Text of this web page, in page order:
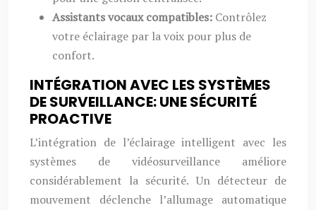
Assistants vocaux compatibles: Contrôlez
votre éclairage par la voix pour plus de
confort.
INTÉGRATION AVEC LES SYSTÈMES
DE SURVEILLANCE: UNE SÉCURITÉ
PROACTIVE
L’intégration de l’éclairage intelligent avec les
systèmes de vidéosurveillance améliore
considérablement la sécurité. Un détecteur de
mouvement déclenche l’allumage automatique